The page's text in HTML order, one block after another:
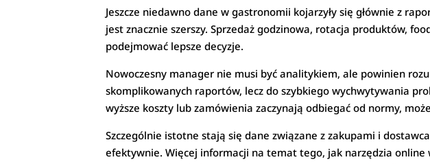
Jeszcze niedawno dane w gastronomii kojarzyły się głównie z
jest znacznie szerszy. Sprzedaż godzinowa, rotacja produktów,
podejmować lepsze decyzje.
Nowoczesny manager nie musi być analitykiem, ale powinien
skomplikowanych raportów, lecz do szybkiego wychwytywania
wyższe koszty lub zamówienia zaczynają odbiegać od normy,
Szczególnie istotne stają się dane związane z zakupami i
efektywnie. Więcej informacji na temat tego, jak narzędzia